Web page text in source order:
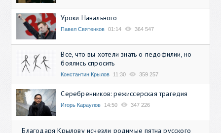
Уроки Навального
Павел Святенков 01:14 364 547
Всё, что вы хотели знать о педофилии, но
боялись спросить
Константин Крылов 11:30 359 257
Серебренников: режиссерская трагедия
Игорь Караулов 14:50 347 226
Благодаря Крылову исчезли родимые пятна русского